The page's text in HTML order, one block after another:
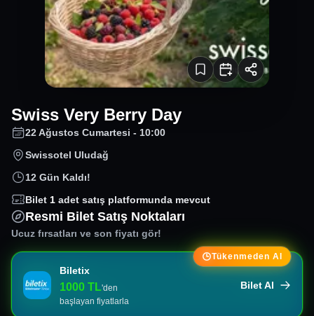
Swiss Very Berry Day
22 Ağustos Cumartesi - 10:00
Swissotel Uludağ
12 Gün Kaldı!
Bilet 1 adet satış platformunda mevcut
Resmi Bilet Satış Noktaları
Ucuz fırsatları ve son fiyatı gör!
Tükenmeden Al
Biletix
1000 TL'den
başlayan fiyatlarla
Bilet Al